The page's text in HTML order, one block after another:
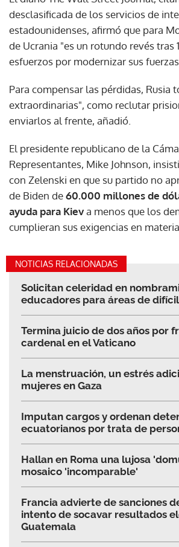
desclasificada de los servicios de
estadounidenses, afirmó que para
de Ucrania "es un rotundo revés tras
esfuerzos por modernizar sus
Para compensar las pérdidas, Rusia
extraordinarias", como reclutar
enviarlos al frente, añadió.
El presidente republicano de la
Representantes, Mike Johnson,
con Zelenski en que su partido no
de Biden de60.000 millones de
ayuda para Kieva menos que los
cumplieran sus exigencias en
NOTICIAS RELACIONADAS
Solicitan celeridad en
educadores para áreas de
Termina juicio de dos años por
cardenal en el Vaticano
La menstruación, un estrés
mujeres en Gaza
Imputan cargos y ordenan
ecuatorianos por trata de
Hallan en Roma una lujosa
mosaico 'incomparable'
Francia advierte de sanciones
intento de socavar resultados
Guatemala